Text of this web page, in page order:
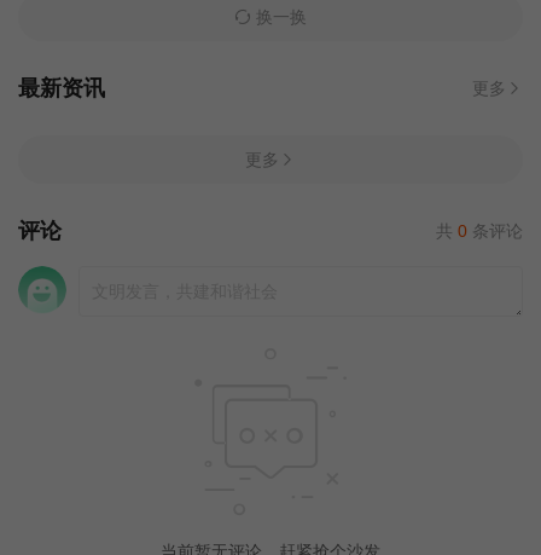
换一换
最新资讯 更多
更多
评论 共 0 条评论
当前暂无评论，赶紧抢个沙发